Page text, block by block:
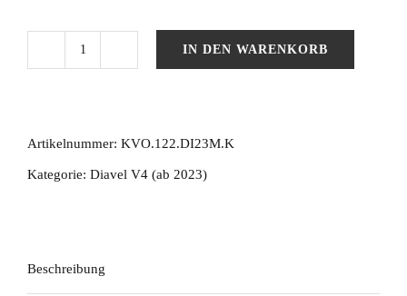
matt
IN DEN WARENKORB
Artikelnummer: KVO.122.DI23M.K
Kategorie: Diavel V4 (ab 2023)
Beschreibung